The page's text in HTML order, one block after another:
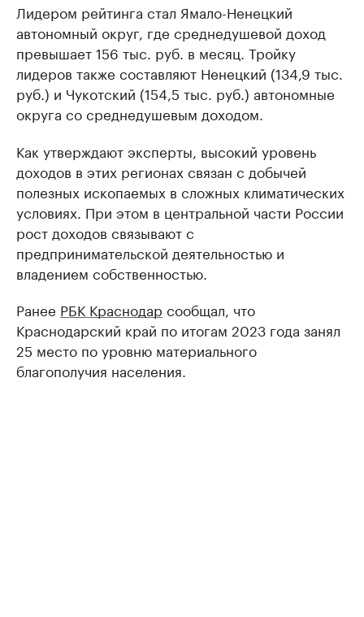
Лидером рейтинга стал Ямало-Ненецкий
автономный округ, где среднедушевой доход
превышает 156 тыс. руб. в месяц. Тройку
лидеров также составляют Ненецкий (134,9 тыс.
руб.) и Чукотский (154,5 тыс. руб.) автономные
округа со среднедушевым доходом.
Как утверждают эксперты, высокий уровень
доходов в этих регионах связан с добычей
полезных ископаемых в сложных климатических
условиях. При этом в центральной части России
рост доходов связывают с
предпринимательской деятельностью и
владением собственностью.
Ранее РБК Краснодар сообщал, что
Краснодарский край по итогам 2023 года занял
25 место по уровню материального
благополучия населения.